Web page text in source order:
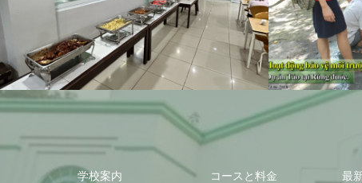
バコロド バコロド
学校案内 コースと料金 最